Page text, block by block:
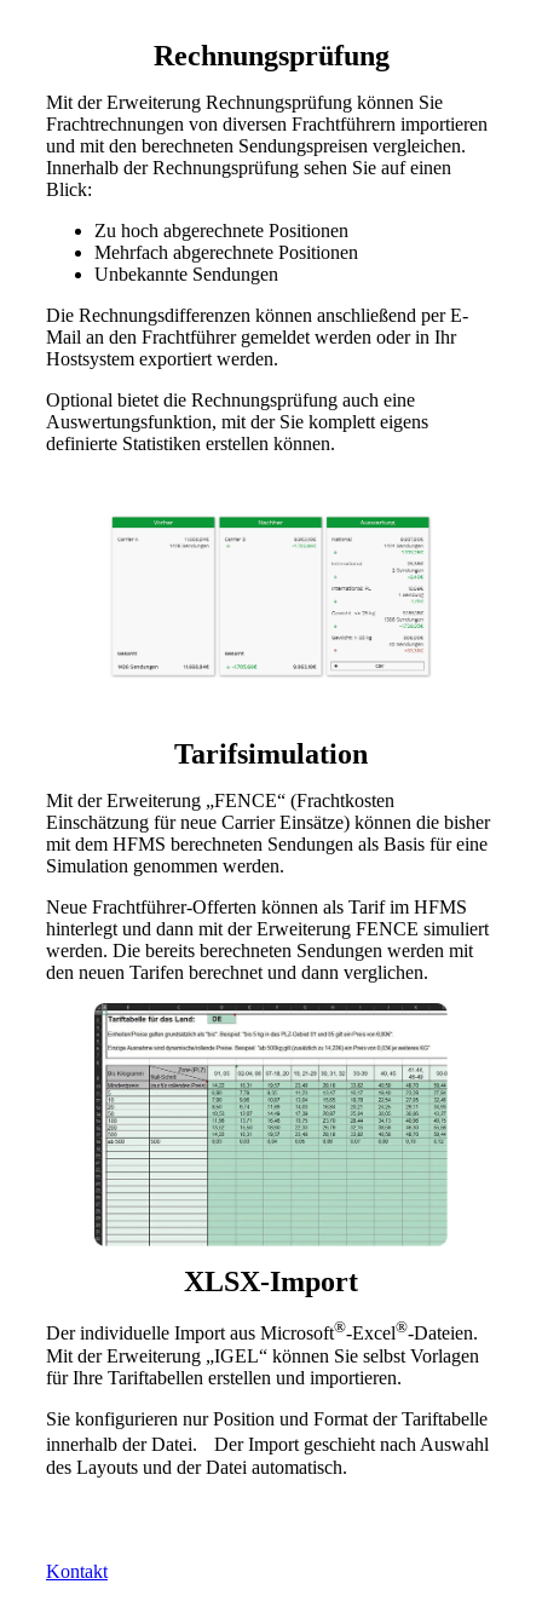
Rechnungsprüfung
Mit der Erweiterung Rechnungsprüfung können Sie
Frachtrechnungen von diversen Frachtführern importieren
und mit den berechneten Sendungspreisen vergleichen.
Innerhalb der Rechnungsprüfung sehen Sie auf einen
Blick:
Zu hoch abgerechnete Positionen
Mehrfach abgerechnete Positionen
Unbekannte Sendungen
Die Rechnungsdifferenzen können anschließend per E-
Mail an den Frachtführer gemeldet werden oder in Ihr
Hostsystem exportiert werden.
Optional bietet die Rechnungsprüfung auch eine
Auswertungsfunktion, mit der Sie komplett eigens
definierte Statistiken erstellen können.
Tarifsimulation
Mit der Erweiterung „FENCE“ (Frachtkosten
Einschätzung für neue Carrier Einsätze) können die bisher
mit dem HFMS berechneten Sendungen als Basis für eine
Simulation genommen werden.
Neue Frachtführer-Offerten können als Tarif im HFMS
hinterlegt und dann mit der Erweiterung FENCE simuliert
werden. Die bereits berechneten Sendungen werden mit
den neuen Tarifen berechnet und dann verglichen.
XLSX-Import
Der individuelle Import aus Microsoft®-Excel®-Dateien.
Mit der Erweiterung „IGEL“ können Sie selbst Vorlagen
für Ihre Tariftabellen erstellen und importieren.
Sie konfigurieren nur Position und Format der Tariftabelle
innerhalb der Datei. Der Import geschieht nach Auswahl
des Layouts und der Datei automatisch.
Kontakt